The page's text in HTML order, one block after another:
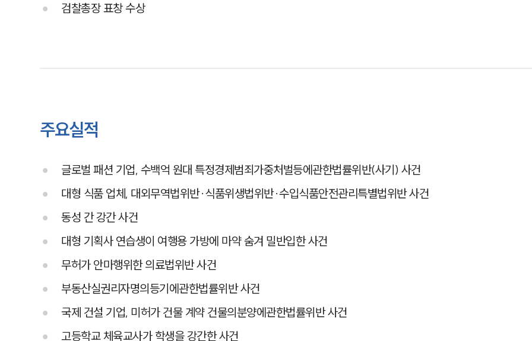
검찰총장 표창 수상
주요실적
글로벌 패션 기업, 수백억 원대 특정경제범죄가중처벌등에관한법률위반(사기) 사건
대형 식품 업체, 대외무역법위반·식품위생법위반·수입식품안전관리특별법위반 사건
동성 간 강간 사건
대형 기획사 연습생이 여행용 가방에 마약 숨겨 밀반입한 사건
무허가 안마행위한 의료법위반 사건
부동산실권리자명의등기에관한법률위반 사건
국제 건설 기업, 미허가 건물 계약 건물의분양에관한법률위반 사건
고등학교 체육교사가 학생을 강간한 사건